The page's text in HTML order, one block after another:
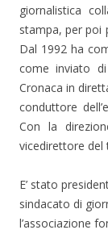
giornalistica
stampa, per poi
Dal 1992 ha
come inviato
Cronaca in
conduttore
Con la
vicedirettore del
E’ stato
sindacato di
l’associazione